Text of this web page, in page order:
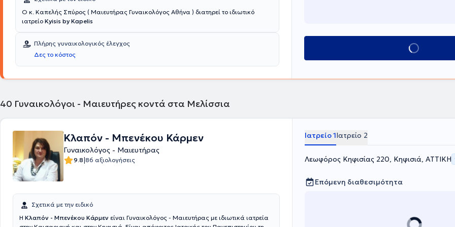
Ο κ. Καπελής Σπύρος ( Μαιευτήρας Γυναικολόγος Αθήνα ) διατηρεί το ιδιωτικό
ιατρείο Kyisis by Kapelis
Πλήρης γυναικολογικός έλεγχος
Δες το κόστος
Κλείσε ραντεβού
40 Γυναικολόγοι - Μαιευτήρες κοντά στα Μελίσσια
Κλαπόν - Μπενέκου Κάρμεν
Γυναικολόγος - Μαιευτήρας
9.8|86 αξιολογήσεις
Σχετικά με την ειδικό
Η Κλαπόν - Μπενέκου Κάρμεν είναι Γυναικολόγος - Μαιευτήρας με ιδιωτικά ιατρεία
Ιατρείο 1Ιατρείο 2
Λεωφόρος Κηφισίας 220, Κηφισιά, ΑΤΤΙΚΗ
Επόμενη διαθεσιμότητα